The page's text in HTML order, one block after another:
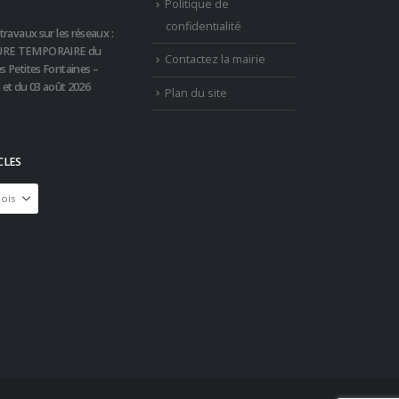
sur les réseaux :
TEMPORAIRE du
Petites Fontaines –
du 03 août 2026
Politique de
confidentialité
Contactez la mairie
Plan du site